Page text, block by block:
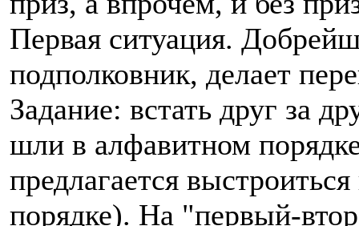
Первая ситуация.
подполковник, делает
Задание: встать друг за
шли в алфавитном
предлагается
порядке). На "первый-